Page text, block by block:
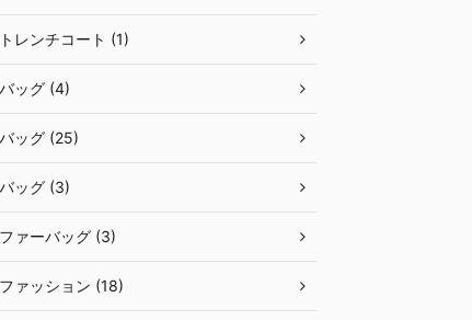
トレンチコート (1)
バッグ (4)
バッグ (25)
バッグ (3)
ファーバッグ (3)
ファッション (18)